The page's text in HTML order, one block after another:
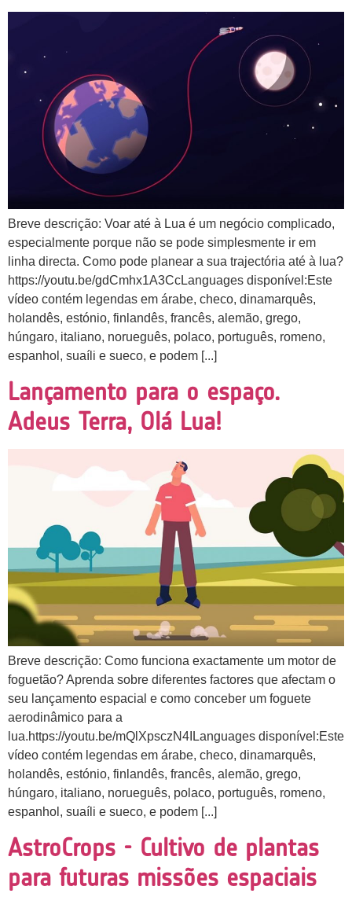
Breve descrição: Voar até à Lua é um negócio complicado,
especialmente porque não se pode simplesmente ir em
linha directa. Como pode planear a sua trajectória até à lua?
https://youtu.be/gdCmhx1A3CcLanguages disponível:Este
vídeo contém legendas em árabe, checo, dinamarquês,
holandês, estónio, finlandês, francês, alemão, grego,
húngaro, italiano, norueguês, polaco, português, romeno,
espanhol, suaíli e sueco, e podem [...]
Lançamento para o espaço.
Adeus Terra, Olá Lua!
Breve descrição: Como funciona exactamente um motor de
foguetão? Aprenda sobre diferentes factores que afectam o
seu lançamento espacial e como conceber um foguete
aerodinâmico para a
lua.https://youtu.be/mQlXpsczN4ILanguages disponível:Este
vídeo contém legendas em árabe, checo, dinamarquês,
holandês, estónio, finlandês, francês, alemão, grego,
húngaro, italiano, norueguês, polaco, português, romeno,
espanhol, suaíli e sueco, e podem [...]
AstroCrops - Cultivo de plantas
para futuras missões espaciais